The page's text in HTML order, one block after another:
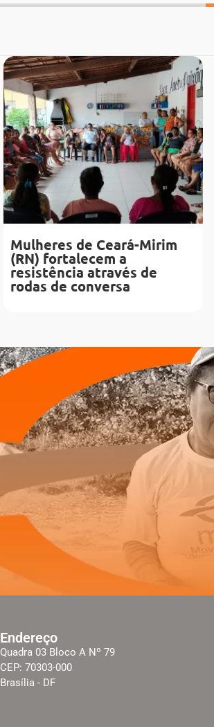
Mulheres de Ceará-Mirim
(RN) fortalecem a
resistência através de
rodas de conversa
Endereço
Quadra 03 Bloco A Nº 79
CEP: 70303-000
Brasília - DF